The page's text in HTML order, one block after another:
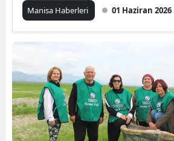
Manisa Haberleri 01 Haziran 2026